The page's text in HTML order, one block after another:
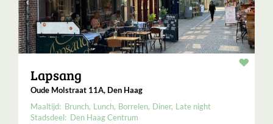
Lapsang
Oude Molstraat 11A, Den Haag
Maaltijd: Brunch Lunch Borrelen Diner Late night
Stadsdeel: Den Haag Centrum